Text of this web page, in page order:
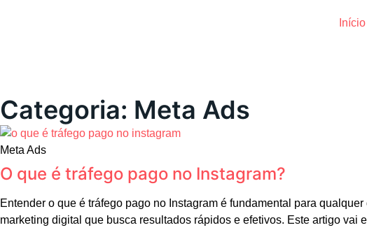
Início
Categoria: Meta Ads
Meta Ads
O que é tráfego pago no Instagram?
Entender o que é tráfego pago no Instagram é fundamental para
marketing digital que busca resultados rápidos e efetivos. Este artigo vai